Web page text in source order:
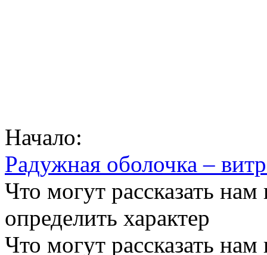
Начало:
Радужная оболочка –
Что могут рассказать нам
определить характер
Что могут рассказать нам